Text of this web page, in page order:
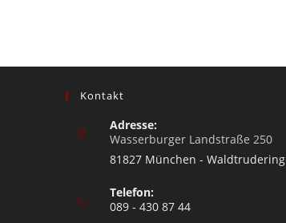
Kontakt
Adresse:
Wasserburger Landstraße 250
81827 München - Waldtrudering
Telefon:
089 - 430 87 44